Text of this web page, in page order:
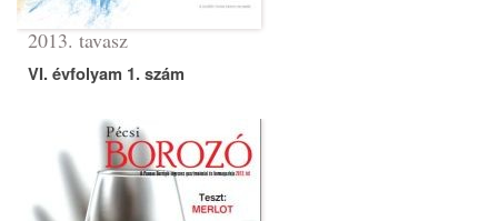
2013. tavasz
VI. évfolyam 1. szám